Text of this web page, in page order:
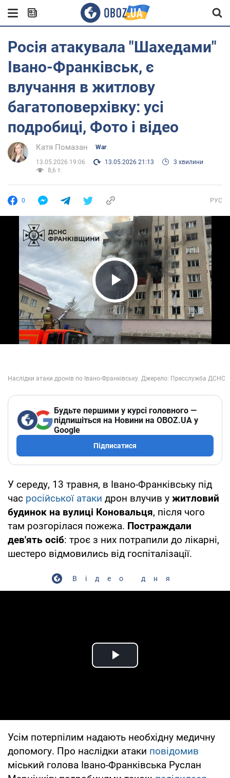
Росія атакувала "Шахедами"
Івано-Франківськ, є
влучання в житлову
багатоповерхівку: усі
подробиці, Фото і відео
Катя Помазан War
13.05.2026 19:06 13.05.2026 21:13
3 хвилини
8,6 т.
0 РУС
Play Video
Будьте першими у курсі головного —
підпишіться на Новини на OBOZ.UA у
Google
Підписатися
У середу, 13 травня, в Івано-Франківську під
час російської атаки дрон влучив у житловий
будинок на вулиці Коновальця, після чого
там розгорілася пожежа. Постраждали
дев'ять осіб: троє з них потрапили до лікарні,
шестеро відмовились від госпіталізації.
Відео дня
Play Video
Усім потерпілим надають необхідну медичну
допомогу. Про наслідки атаки повідомив
міський голова Івано-Франківська Руслан